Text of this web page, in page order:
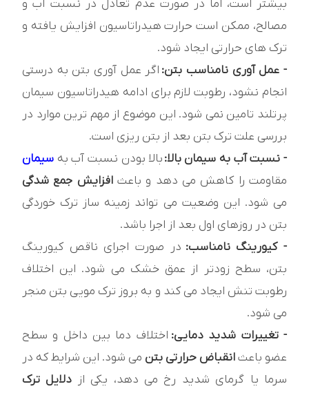
بیشتر است، اما در صورت عدم تعادل در نسبت آب و
مصالح، ممکن است حرارت هیدراتاسیون افزایش یافته و
ترک های حرارتی ایجاد شود.
- عمل آوری نامناسب بتن: اگر عمل آوری بتن به درستی
انجام نشود، رطوبت لازم برای ادامه هیدراتاسیون سیمان
پرتلند تامین نمی شود. این موضوع از مهم ترین موارد در
بررسی علت ترک بتن بعد از بتن ریزی است.
- نسبت آب به سیمان بالا:بالا بودن نسبت آب به سیمان
مقاومت را کاهش می دهد و باعثافزایش جمع شدگی
می شود. این وضعیت می تواند زمینه ساز ترک خوردگی
بتن در روزهای اول بعد از اجرا باشد.
- کیورینگ نامناسب: در صورت اجرای ناقص کیورینگ
بتن، سطح زودتر از عمق خشک می شود. این اختلاف
رطوبت تنش ایجاد می کند و به بروز ترک مویی بتن منجر
می شود.
- تغییرات شدید دمایی: اختلاف دما بین داخل و سطح
عضو باعثانقباض حرارتی بتن می شود. این شرایط که در
سرما یا گرمای شدید رخ می دهد، یکی از دلایل ترک